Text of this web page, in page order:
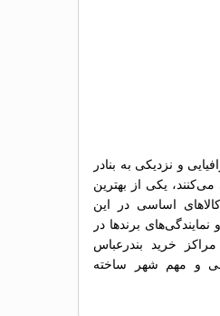
و نزدیکی به بنادر
می‌کنند، یکی از بهترین
اساسی در این
نمایندگی‌های برندها در
خرید بندرعباس
و مهم شهر ساخته
باشد.